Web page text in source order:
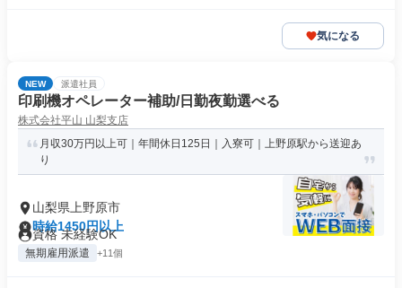
気になる
NEW 派遣社員
印刷機オペレーター補助/日勤夜勤選べる
株式会社平山 山梨支店
月収30万円以上可｜年間休日125日｜入寮可｜上野原駅から送迎あ
り
山梨県上野原市
時給1450円以上
資格 未経験OK
無期雇用派遣 +11個